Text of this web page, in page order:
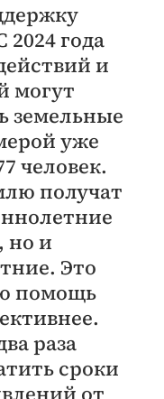
года
и
могут
земельные
уже
человек.
получат
но и
Это
помощь
раза
сроки
от